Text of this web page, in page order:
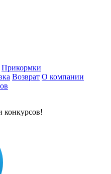
Прикормки
Возврат О компании
конкурсов!